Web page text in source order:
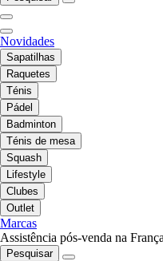
Novidades
Sapatilhas
Raquetes
Ténis
Pádel
Badminton
Ténis de mesa
Squash
Lifestyle
Clubes
Outlet
Marcas
Assistência pós-venda na França
Pesquisar